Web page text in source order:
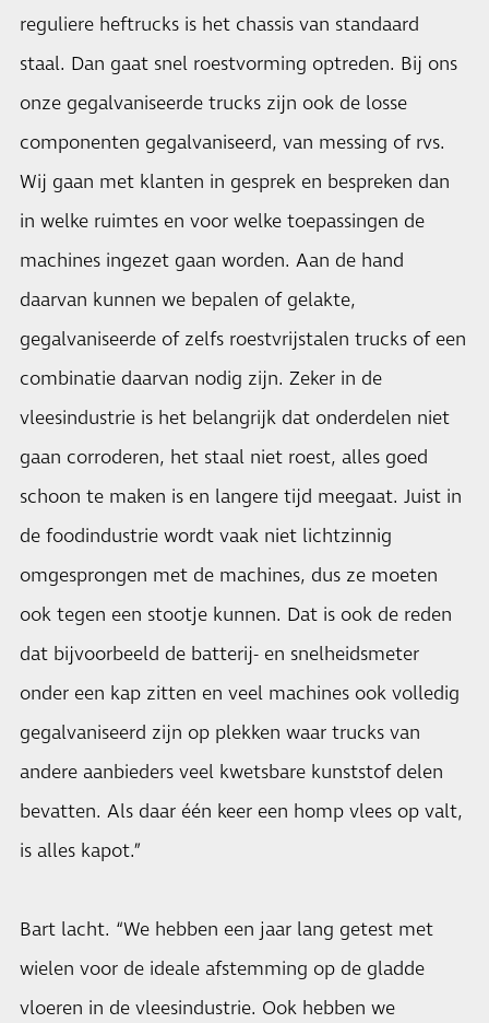
reguliere heftrucks is het chassis van standaard
staal. Dan gaat snel roestvorming optreden. Bij ons
onze gegalvaniseerde trucks zijn ook de losse
componenten gegalvaniseerd, van messing of rvs.
Wij gaan met klanten in gesprek en bespreken dan
in welke ruimtes en voor welke toepassingen de
machines ingezet gaan worden. Aan de hand
daarvan kunnen we bepalen of gelakte,
gegalvaniseerde of zelfs roestvrijstalen trucks of een
combinatie daarvan nodig zijn. Zeker in de
vleesindustrie is het belangrijk dat onderdelen niet
gaan corroderen, het staal niet roest, alles goed
schoon te maken is en langere tijd meegaat. Juist in
de foodindustrie wordt vaak niet lichtzinnig
omgesprongen met de machines, dus ze moeten
ook tegen een stootje kunnen. Dat is ook de reden
dat bijvoorbeeld de batterij- en snelheidsmeter
onder een kap zitten en veel machines ook volledig
gegalvaniseerd zijn op plekken waar trucks van
andere aanbieders veel kwetsbare kunststof delen
bevatten. Als daar één keer een homp vlees op valt,
is alles kapot.”
Bart lacht. “We hebben een jaar lang getest met
wielen voor de ideale afstemming op de gladde
vloeren in de vleesindustrie. Ook hebben we